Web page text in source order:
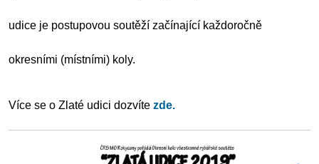
udice je postupovou soutěží začínající každoročně
okresními (místními) koly.
Více se o Zlaté udici dozvíte zde.